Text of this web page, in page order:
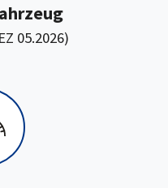
05.2026)